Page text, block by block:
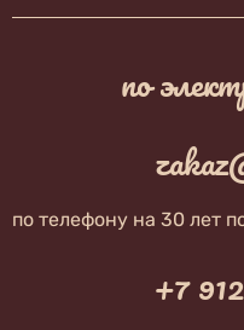
по
по телефону на 30 лет
+7